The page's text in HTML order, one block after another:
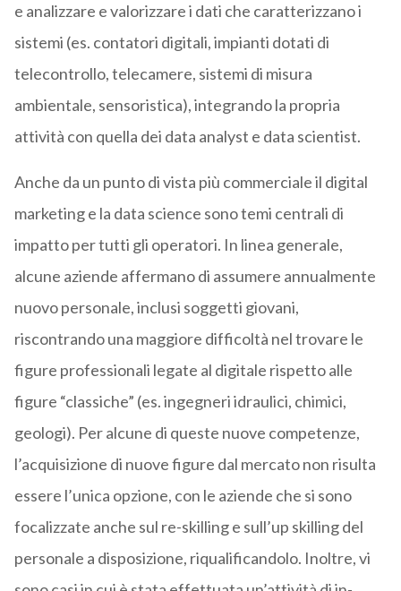
e analizzare e valorizzare i dati che caratterizzano i
sistemi (es. contatori digitali, impianti dotati di
telecontrollo, telecamere, sistemi di misura
ambientale, sensoristica), integrando la propria
attività con quella dei data analyst e data scientist.
Anche da un punto di vista più commerciale il digital
marketing e la data science sono temi centrali di
impatto per tutti gli operatori. In linea generale,
alcune aziende affermano di assumere annualmente
nuovo personale, inclusi soggetti giovani,
riscontrando una maggiore difficoltà nel trovare le
figure professionali legate al digitale rispetto alle
figure “classiche” (es. ingegneri idraulici, chimici,
geologi). Per alcune di queste nuove competenze,
l’acquisizione di nuove figure dal mercato non risulta
essere l’unica opzione, con le aziende che si sono
focalizzate anche sul re-skilling e sull’up skilling del
personale a disposizione, riqualificandolo. Inoltre, vi